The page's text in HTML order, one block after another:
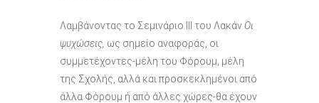
Λαμβάνοντας το Σεμινάριο III του Λακάν Οι
ψυχώσεις, ως σημείο αναφοράς, οι
συμμετέχοντες-μέλη του Φόρουμ, μέλη
της Σχολής, αλλά και προσκεκλημένοι από
άλλα Φόρουμ ή από άλλες χώρες-θα έχουν